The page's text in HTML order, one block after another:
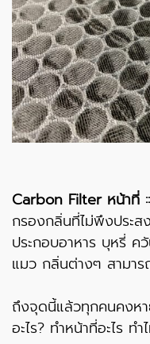
Carbon Filter หน้าที่ ::
กรองกลิ่นที่ไม่พึงประส
ประกอบอาหาร บุหรี่
แมว กลิ่นต่างๆ สามา
ถึงจุดนี้แล้วทุกคนคงห
อะไร? ทำหน้าที่อะไร ท